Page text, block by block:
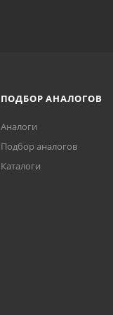
ПОДБОР АНАЛОГОВ
Аналоги
Подбор аналогов
Каталоги